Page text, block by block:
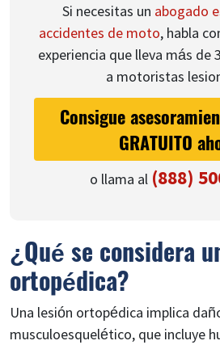
Si necesitas un abogado
accidentes de moto, habla
experiencia que lleva más de
a motoristas
Consigue
GRATUITO
o llama al (888)
¿Qué se considera
ortopédica?
Una lesión ortopédica implica
musculoesquelético, que incluye